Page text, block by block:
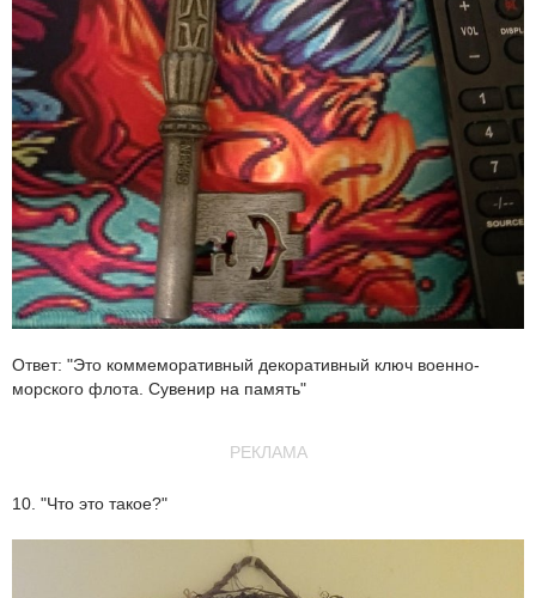
Ответ: "Это коммеморативный декоративный ключ военно-
морского флота. Сувенир на память"
РЕКЛАМА
10. "Что это такое?"